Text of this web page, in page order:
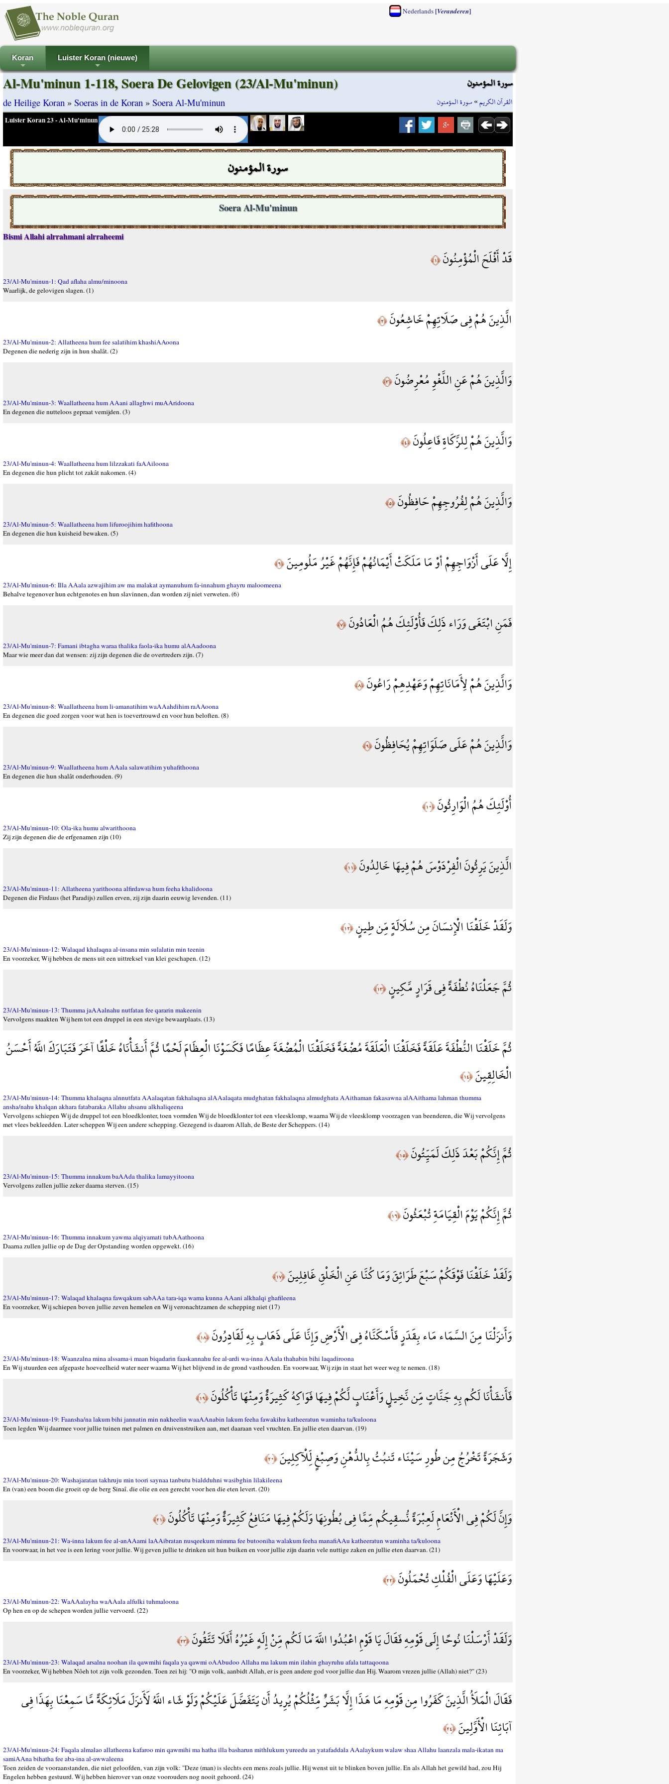
Nederlands[Veranderen]
+
Koran
+
Luister Koran (nieuwe)
سورة المؤمنون
القرآن الكريم»سورة المؤمنون
Al-Mu'minun 1-118, Soera De Gelovigen (23/Al-Mu'minun)
de Heilige Koran » Soeras in de Koran » Soera Al-Mu'minun
Luister Koran 23 - Al-Mu'minun
سورة المؤمنون
Soera Al-Mu'minun
Bismi Allahi alrrahmani alrraheemi
قَدْ أَفْلَحَ الْمُؤْمِنُونَ﴿١﴾
23/Al-Mu'minun-1: Qad aflaha almu/minoona
Waarlijk, de gelovigen slagen. (1)
الَّذِينَ هُمْ فِي صَلَاتِهِمْ خَاشِعُونَ﴿٢﴾
23/Al-Mu'minun-2: Allatheena hum fee salatihim khashiAAoona
Degenen die nederig zijn in hun shalât. (2)
وَالَّذِينَ هُمْ عَنِ اللَّغْوِ مُعْرِضُونَ﴿٣﴾
23/Al-Mu'minun-3: Waallatheena hum AAani allaghwi muAAridoona
En degenen die nutteloos gepraat vemijden. (3)
وَالَّذِينَ هُمْ لِلزَّكَاةِ فَاعِلُونَ﴿٤﴾
23/Al-Mu'minun-4: Waallatheena hum lilzzakati faAAiloona
En degenen die hun plicht tot zakât nakomen. (4)
وَالَّذِينَ هُمْ لِفُرُوجِهِمْ حَافِظُونَ﴿٥﴾
23/Al-Mu'minun-5: Waallatheena hum lifuroojihim hafithoona
En degenen die hun kuisheid bewaken. (5)
إِلَّا عَلَى أَزْوَاجِهِمْ أوْ مَا مَلَكَتْ أَيْمَانُهُمْ فَإِنَّهُمْ غَيْرُ مَلُومِينَ﴿٦﴾
23/Al-Mu'minun-6: Illa AAala azwajihim aw ma malakat aymanuhum fa-innahum ghayru maloomeena
Behalve tegenover hun echtgenotes en hun slavinnen, dan worden zij niet verweten. (6)
فَمَنِ ابْتَغَى وَرَاء ذَلِكَ فَأُوْلَئِكَ هُمُ الْعَادُونَ﴿٧﴾
23/Al-Mu'minun-7: Famani ibtagha waraa thalika faola-ika humu alAAadoona
Maar wie meer dan dat wensen: zij zijn degenen die de overtreders zijn. (7)
وَالَّذِينَ هُمْ لِأَمَانَاتِهِمْ وَعَهْدِهِمْ رَاعُونَ﴿٨﴾
23/Al-Mu'minun-8: Waallatheena hum li-amanatihim waAAahdihim raAAoona
En degenen die goed zorgen voor wat hen is toevertrouwd en voor hun beloften. (8)
وَالَّذِينَ هُمْ عَلَى صَلَوَاتِهِمْ يُحَافِظُونَ﴿٩﴾
23/Al-Mu'minun-9: Waallatheena hum AAala salawatihim yuhafithoona
En degenen die hun shalât onderhouden. (9)
أُوْلَئِكَ هُمُ الْوَارِثُونَ﴿١٠﴾
23/Al-Mu'minun-10: Ola-ika humu alwarithoona
Zij zijn degenen die de erfgenamen zijn (10)
الَّذِينَ يَرِثُونَ الْفِرْدَوْسَ هُمْ فِيهَا خَالِدُونَ﴿١١﴾
23/Al-Mu'minun-11: Allatheena yarithoona alfirdawsa hum feeha khalidoona
Degenen die Firdaus (het Paradijs) zullen erven, zij zijn daarin eeuwig levenden. (11)
وَلَقَدْ خَلَقْنَا الْإِنسَانَ مِن سُلَالَةٍ مِّن طِينٍ﴿١٢﴾
23/Al-Mu'minun-12: Walaqad khalaqna al-insana min sulalatin min teenin
En voorzeker, Wij hebben de mens uit een uittreksel van klei geschapen. (12)
ثُمَّ جَعَلْنَاهُ نُطْفَةً فِي قَرَارٍ مَّكِينٍ﴿١٣﴾
23/Al-Mu'minun-13: Thumma jaAAalnahu nutfatan fee qararin makeenin
Vervolgens maakten Wij hem tot een druppel in een stevige bewaarplaats. (13)
ثُمَّ خَلَقْنَا النُّطْفَةَ عَلَقَةً فَخَلَقْنَا الْعَلَقَةَ مُضْغَةً فَخَلَقْنَا الْمُضْغَةَ عِظَامًا فَكَسَوْنَا الْعِظَامَ لَحْمًا ثُمَّ أَنشَأْنَاهُ خَلْقًا آخَرَ فَتَبَارَكَ اللَّهُ أَحْسَنُ
الْخَالِقِينَ﴿١٤﴾
23/Al-Mu'minun-14: Thumma khalaqna alnnutfata AAalaqatan fakhalaqna alAAalaqata mudghatan fakhalaqna almudghata AAithaman fakasawna alAAithama lahman thumma
ansha/nahu khalqan akhara fatabaraka Allahu ahsanu alkhaliqeena
Vervolgens schiepen Wij de druppel tot een bloedklonter, toen vormden Wij de bloedklonter tot een vleesklomp, waarna Wij de vleesklomp voorzagen van beenderen, die Wij vervolgens
met vlees bekleedden. Later scheppen Wij een andere schepping. Gezegend is daarom Allah, de Beste der Scheppers. (14)
ثُمَّ إِنَّكُمْ بَعْدَ ذَلِكَ لَمَيِّتُونَ﴿١٥﴾
23/Al-Mu'minun-15: Thumma innakum baAAda thalika lamayyitoona
Vervolgens zullen jullie zeker daarna sterven. (15)
ثُمَّ إِنَّكُمْ يَوْمَ الْقِيَامَةِ تُبْعَثُونَ﴿١٦﴾
23/Al-Mu'minun-16: Thumma innakum yawma alqiyamati tubAAathoona
Daarna zullen jullie op de Dag der Opstanding worden opgewekt. (16)
وَلَقَدْ خَلَقْنَا فَوْقَكُمْ سَبْعَ طَرَائِقَ وَمَا كُنَّا عَنِ الْخَلْقِ غَافِلِينَ﴿١٧﴾
23/Al-Mu'minun-17: Walaqad khalaqna fawqakum sabAAa tara-iqa wama kunna AAani alkhalqi ghafileena
En voorzeker, Wij schiepen boven jullie zeven hemelen en Wij veronachtzamen de schepping niet (17)
وَأَنزَلْنَا مِنَ السَّمَاء مَاء بِقَدَرٍ فَأَسْكَنَّاهُ فِي الْأَرْضِ وَإِنَّا عَلَى ذَهَابٍ بِهِ لَقَادِرُونَ﴿١٨﴾
23/Al-Mu'minun-18: Waanzalna mina alssama-i maan biqadarin faaskannahu fee al-ardi wa-inna AAala thahabin bihi laqadiroona
En Wij stuurden een afgepaste hoeveelheid water neer waarna Wij het blijvend in de grond vasthouden. En voorwaar, Wij zijn in staat het weer weg te nemen. (18)
فَأَنشَأْنَا لَكُم بِهِ جَنَّاتٍ مِّن نَّخِيلٍ وَأَعْنَابٍ لَّكُمْ فِيهَا فَوَاكِهُ كَثِيرَةٌ وَمِنْهَا تَأْكُلُونَ﴿١٩﴾
23/Al-Mu'minun-19: Faansha/na lakum bihi jannatin min nakheelin waaAAnabin lakum feeha fawakihu katheeratun waminha ta/kuloona
Toen legden Wij daarmee voor jullie tuinen met palmen en druivenstruiken aan, met daaraan veel vruchten. En jullie eten daarvan. (19)
وَشَجَرَةً تَخْرُجُ مِن طُورِ سَيْنَاء تَنبُتُ بِالدُّهْنِ وَصِبْغٍ لِّلْآكِلِينَ﴿٢٠﴾
23/Al-Mu'minun-20: Washajaratan takhruju min toori saynaa tanbutu bialdduhni wasibghin lilakileena
En (van) een boom die groeit op de berg Sinaî. die olie en een gerecht voor hen die eten levert. (20)
وَإِنَّ لَكُمْ فِي الْأَنْعَامِ لَعِبْرَةً نُّسقِيكُم مِّمَّا فِي بُطُونِهَا وَلَكُمْ فِيهَا مَنَافِعُ كَثِيرَةٌ وَمِنْهَا تَأْكُلُونَ﴿٢١﴾
23/Al-Mu'minun-21: Wa-inna lakum fee al-anAAami laAAibratan nusqeekum mimma fee butooniha walakum feeha manafiAAu katheeratun waminha ta/kuloona
En voorwaar, in het vee is een lering voor jullie. Wij geven jullie te drinken uit hun buiken en voor jullie zijn daarin vele nuttige zaken en jullie eten daarvan. (21)
وَعَلَيْهَا وَعَلَى الْفُلْكِ تُحْمَلُونَ﴿٢٢﴾
23/Al-Mu'minun-22: WaAAalayha waAAala alfulki tuhmaloona
Op hen en op de schepen worden jullie vervoerd. (22)
وَلَقَدْ أَرْسَلْنَا نُوحًا إِلَى قَوْمِهِ فَقَالَ يَا قَوْمِ اعْبُدُوا اللَّهَ مَا لَكُم مِّنْ إِلَهٍ غَيْرُهُ أَفَلَا تَتَّقُونَ﴿٢٣﴾
23/Al-Mu'minun-23: Walaqad arsalna noohan ila qawmihi faqala ya qawmi oAAbudoo Allaha ma lakum min ilahin ghayruhu afala tattaqoona
En voorzeker, Wij hebben Nôeh tot zijn volk gezonden. Toen zei hij: "O mijn volk, aanbidt Allah, er is geen andere god voor jullie dan Hij. Waarom vrezen jullie (Allah) niet?" (23)
فَقَالَ الْمَلَأُ الَّذِينَ كَفَرُوا مِن قَوْمِهِ مَا هَذَا إِلَّا بَشَرٌ مِّثْلُكُمْ يُرِيدُ أَن يَتَفَضَّلَ عَلَيْكُمْ وَلَوْ شَاء اللَّهُ لَأَنزَلَ مَلَائِكَةً مَّا سَمِعْنَا بِهَذَا فِي
آبَائِنَا الْأَوَّلِينَ﴿٢٤﴾
23/Al-Mu'minun-24: Faqala almalao allatheena kafaroo min qawmihi ma hatha illa basharun mithlukum yureedu an yatafaddala AAalaykum walaw shaa Allahu laanzala mala-ikatan ma
samiAAna bihatha fee aba-ina al-awwaleena
Toen zeiden de vooraanstanden, die niet geloofden, van zijn volk: "Deze (man) is slechts een mens zoals jullie. Hij wenst uit te blinken boven jullie. En als Allah het gewild had, zou Hij
Engelen hebben gestuurd. Wij hebben hierover van onze voorouders nog nooit gehoord. (24)